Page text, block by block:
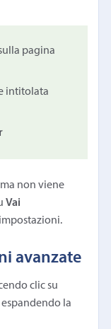
pagina
intitolata
non viene
Vai
avanzate
clic su
la